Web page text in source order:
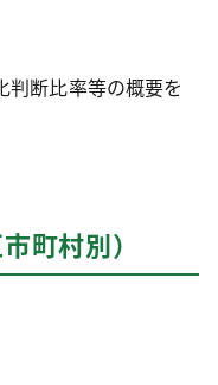
判断比率等の概要を
町村別）